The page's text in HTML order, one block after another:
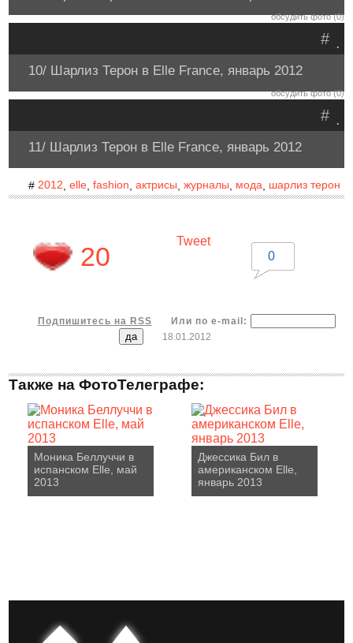
обсудить фото (0)
.
#
10/ Шарлиз Терон в Elle France, январь 2012
обсудить фото (0)
.
#
11/ Шарлиз Терон в Elle France, январь 2012
# 2012 elle, fashion актрисы журналы мода, шарлиз терон
20
Tweet
0
Подпишитесь на RSS
Или по e-mail:
18.01.2012
Также на ФотоТелеграфе:
Моника Беллуччи в
испанском Elle, май
2013
Джессика Бил в
американском Elle,
январь 2013